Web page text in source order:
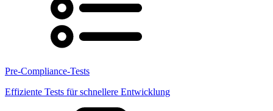
Pre-Compliance-Tests
Effiziente Tests für schnellere Entwicklung